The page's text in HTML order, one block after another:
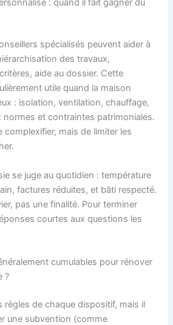
spécialisés peuvent aider à
des travaux,
aide au dossier. Cette
utile quand la maison
: isolation, ventilation, chauffage,
normes et contraintes patrimoniales.
complexifier, mais de limiter les
se juge au quotidien : température
factures réduites, et bâti respecté.
pas une finalité. Pour terminer
courtes aux questions les
cumulables pour rénover
?
règles de chaque dispositif, mais il
une subvention (comme